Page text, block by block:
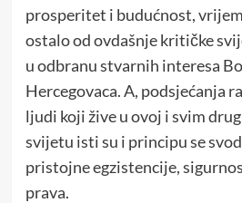
prosperitet i budućnost,
ostalo od ovdašnje kritičke
u odbranu stvarnih interesa
Hercegovaca. A, podsjećanja
ljudi koji žive u ovoj i svim
svijetu isti su i principu se
pristojne egzistencije,
prava.